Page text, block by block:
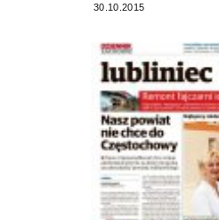
30.10.2015